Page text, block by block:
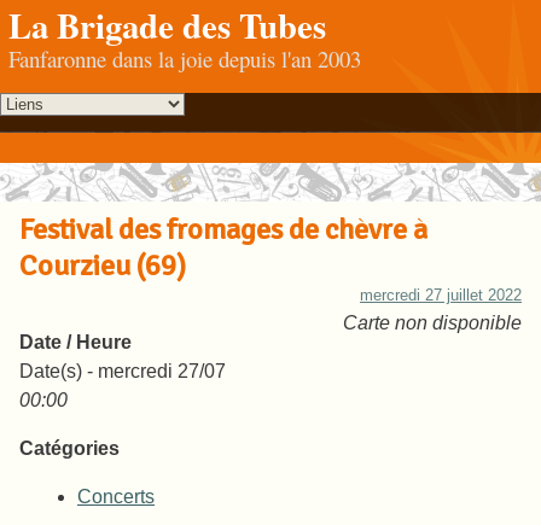
La Brigade des Tubes
Fanfaronne dans la joie depuis l'an 2003
Festival des fromages de chèvre à
Courzieu (69)
mercredi 27 juillet 2022
Carte non disponible
Date / Heure
Date(s) - mercredi 27/07
00:00
Catégories
Concerts